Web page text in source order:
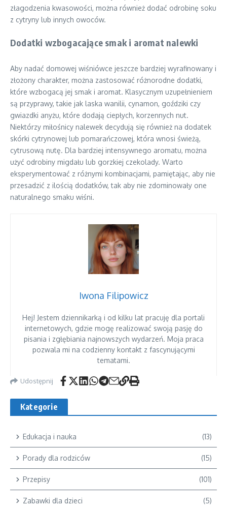
złagodzenia kwasowości, można również dodać odrobinę soku
z cytryny lub innych owoców.
Dodatki wzbogacające smak i aromat nalewki
Aby nadać domowej wiśniówce jeszcze bardziej wyrafinowany i
złożony charakter, można zastosować różnorodne dodatki,
które wzbogacą jej smak i aromat. Klasycznym uzupełnieniem
są przyprawy, takie jak laska wanilii, cynamon, goździki czy
gwiazdki anyżu, które dodają ciepłych, korzennych nut.
Niektórzy miłośnicy nalewek decydują się również na dodatek
skórki cytrynowej lub pomarańczowej, która wnosi świeżą,
cytrusową nutę. Dla bardziej intensywnego aromatu, można
użyć odrobiny migdału lub gorzkiej czekolady. Warto
eksperymentować z różnymi kombinacjami, pamiętając, aby nie
przesadzić z ilością dodatków, tak aby nie zdominowały one
naturalnego smaku wiśni.
Iwona Filipowicz
Hej! Jestem dziennikarką i od kilku lat pracuję dla portali
internetowych, gdzie mogę realizować swoją pasję do
pisania i zgłębiania najnowszych wydarzeń. Moja praca
pozwala mi na codzienny kontakt z fascynującymi
tematami.
Udostępnij
Kategorie
Edukacja i nauka (13)
Porady dla rodziców (15)
Przepisy (101)
Zabawki dla dzieci (5)